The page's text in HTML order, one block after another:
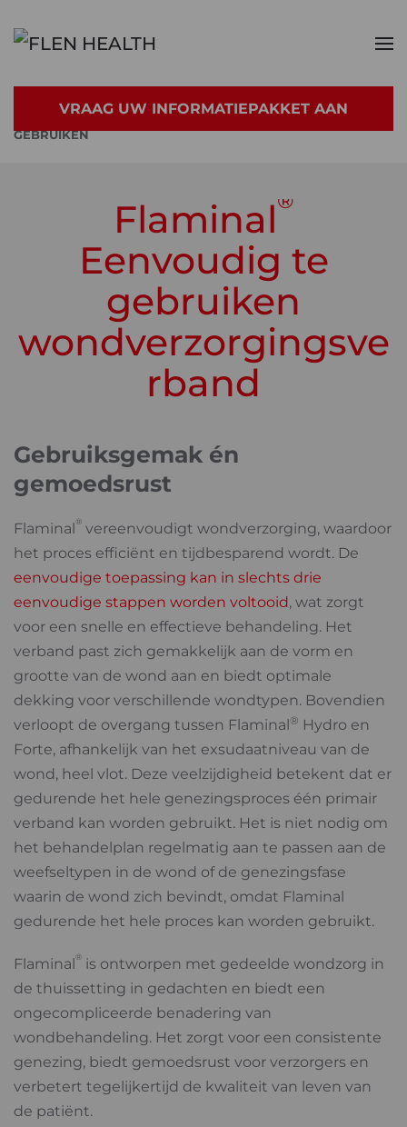
Skip to main content
VRAAG UW INFORMATIEPAKKET AAN
PRODUCTEN FLAMINAL ®
EENVOUDIG TE
GEBRUIKEN
Flaminal®
Eenvoudig te
gebruiken
wondverzorgingsve
rband
Gebruiksgemak én
gemoedsrust
Flaminal® vereenvoudigt wondverzorging, waardoor
het proces efficiënt en tijdbesparend wordt. De
eenvoudige toepassing kan in slechts drie
eenvoudige stappen worden voltooid, wat zorgt
voor een snelle en effectieve behandeling. Het
verband past zich gemakkelijk aan de vorm en
grootte van de wond aan en biedt optimale
dekking voor verschillende wondtypen. Bovendien
verloopt de overgang tussen Flaminal® Hydro en
Forte, afhankelijk van het exsudaatniveau van de
wond, heel vlot. Deze veelzijdigheid betekent dat er
gedurende het hele genezingsproces één primair
verband kan worden gebruikt. Het is niet nodig om
het behandelplan regelmatig aan te passen aan de
weefseltypen in de wond of de genezingsfase
waarin de wond zich bevindt, omdat Flaminal
gedurende het hele proces kan worden gebruikt.
Flaminal® is ontworpen met gedeelde wondzorg in
de thuissetting in gedachten en biedt een
ongecompliceerde benadering van
wondbehandeling. Het zorgt voor een consistente
genezing, biedt gemoedsrust voor verzorgers en
verbetert tegelijkertijd de kwaliteit van leven van
de patiënt.